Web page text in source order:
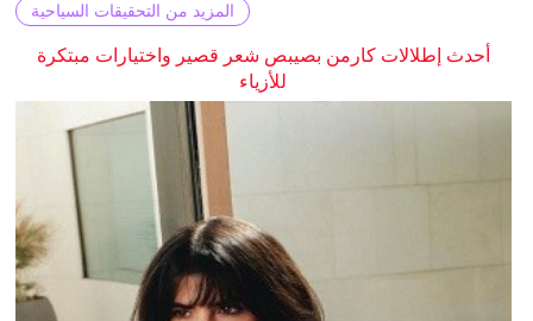
المزيد من التحقيقات السياحية
أحدث إطلالات كارمن بصيبص شعر قصير واختيارات مبتكرة
للأزياء